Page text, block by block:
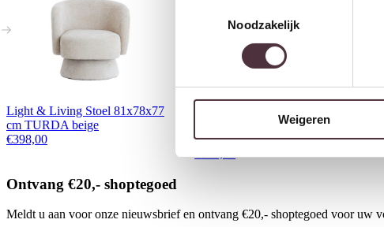
Noodzakelijk
Weigeren
Light & Living Stoel 81x78x77
cm TURDA beige
€398,00
58x58x78 cm RADAJA
taupe+zwart
Ontvang €20,- shoptegoed
Meldt u aan voor onze nieuwsbrief en ontvang €20,- shoptegoed voor uw